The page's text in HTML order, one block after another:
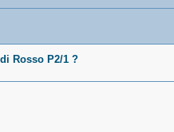
Rosso P2/1 ?